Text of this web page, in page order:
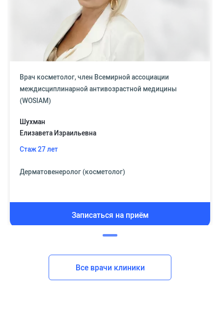
Врач косметолог, член Всемирной ассоциации
междисциплинарной антивозрастной медицины
(WOSIAM)
Шухман
Елизавета Израильевна
Стаж 27 лет
Дерматовенеролог (косметолог)
Записаться на приём
Все врачи клиники